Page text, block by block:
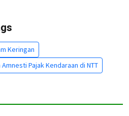
Keringan
Pajak Kendaraan di NTT